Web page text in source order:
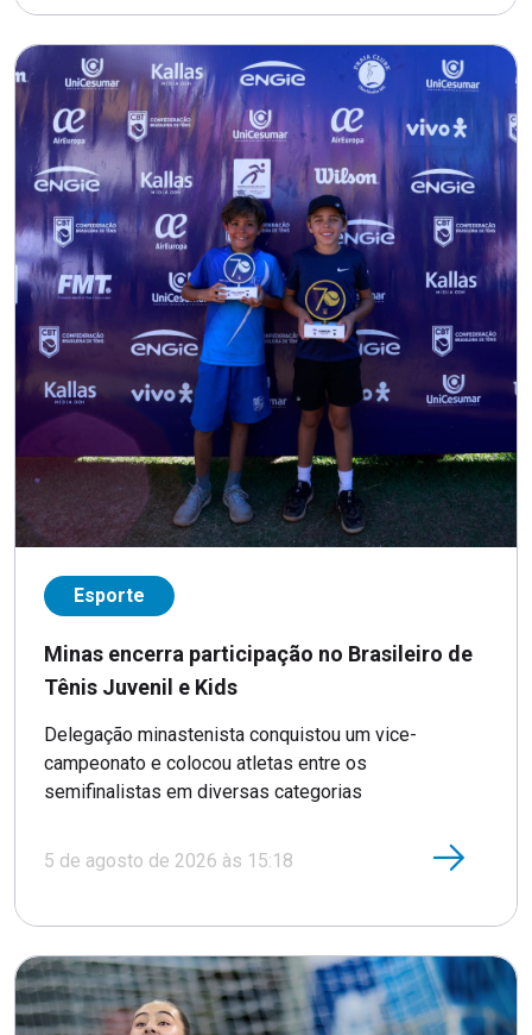
Esporte
Minas encerra participação no Brasileiro de
Tênis Juvenil e Kids
Delegação minastenista conquistou um vice-
campeonato e colocou atletas entre os
semifinalistas em diversas categorias
5 de agosto de 2026 às 15:18